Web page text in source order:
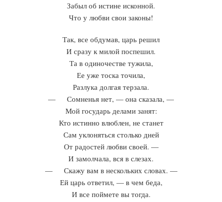
Забыл об истине исконной.
Что у любви свои законы!
Так, все обдумав, царь решил
И сразу к милой поспешил.
Та в одиночестве тужила,
Ее уже тоска точила,
Разлука долгая терзала.
— Сомненья нет, — она сказала, —
Мой государь делами занят:
Кто истинно влюблен, не станет
Сам уклоняться столько дней
От радостей любви своей. —
И замолчала, вся в слезах.
— Скажу вам в нескольких словах. —
Ей царь ответил, — в чем беда,
И все поймете вы тогда.